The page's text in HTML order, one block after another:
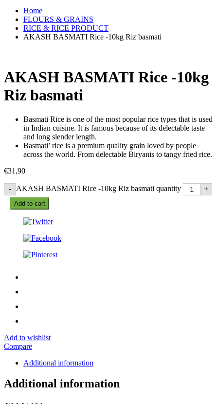
Home
FLOURS & GRAINS
RICE & RICE PRODUCT
AKASH BASMATI Rice -10kg Riz basmati
AKASH BASMATI Rice -10kg
Riz basmati
Basmati Rice is one of the most popular rice types that is used
in Indian cuisine. It is famous because of its delectable taste
and long slender length.
Basmati’ rice is a premium quality grain loved by people
across the world. From delectable Biryanis to tangy fried rice.
€31,90
- AKASH BASMATI Rice -10kg Riz basmati quantity +
Add to cart
Add to wishlist
Compare
Additional information
Additional information